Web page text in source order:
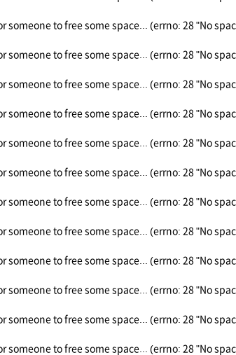
to free some space... (errno: 28 "No
to free some space... (errno: 28 "No
to free some space... (errno: 28 "No
to free some space... (errno: 28 "No
to free some space... (errno: 28 "No
to free some space... (errno: 28 "No
to free some space... (errno: 28 "No
to free some space... (errno: 28 "No
to free some space... (errno: 28 "No
to free some space... (errno: 28 "No
to free some space... (errno: 28 "No
to free some space... (errno: 28 "No